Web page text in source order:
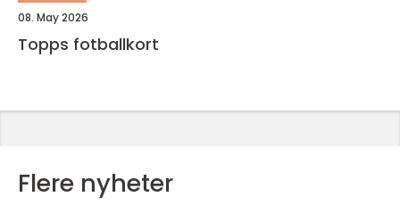
08. May 2026
Topps fotballkort
Flere nyheter